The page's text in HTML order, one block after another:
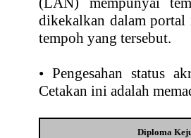
dikekalkan dalam portal
tempoh yang tersebut.
• Pengesahan status
Cetakan ini adalah
Diploma